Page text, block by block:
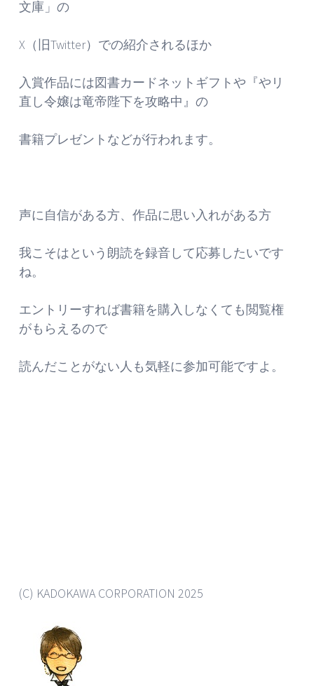
文庫」の
X（旧Twitter）での紹介されるほか
入賞作品には図書カードネットギフトや『やリ
直し令嬢は竜帝陛下を攻略中』の
書籍プレゼントなどが行われます。
声に自信がある方、作品に思い入れがある方
我こそはという朗読を録音して応募したいです
ね。
エントリーすれば書籍を購入しなくても閲覧権
がもらえるので
読んだことがない人も気軽に参加可能ですよ。
(C) KADOKAWA CORPORATION 2025